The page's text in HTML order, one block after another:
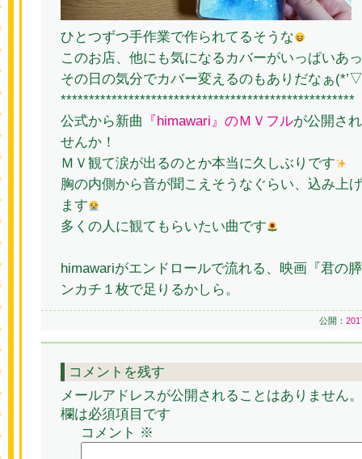
ひとつずつ手作業で作られてるそうな
このお店、他にも気になるカバーがいっぱいあ
その日の気分でカバー変えるのもありだなぁ
****************************************************
公式から新曲
『himawari』のＭＶフルが公開さ
せんか！
ＭＶ観て涙が出るのとか本当に久しぶりです
胸の内側から音が聞こえそうなぐらい、込み上
ます
多くの人に観てもらいたい曲です
himawariがエンドロールで流れる、映画『君の
ンカチ１枚で足りるかしら。
公開：
コメントを残す
メールアドレスが公開されることはありません。
欄は必須項目です
コメント ※